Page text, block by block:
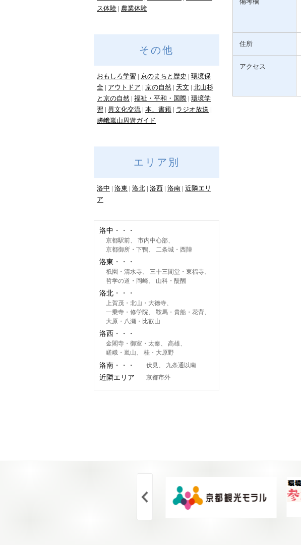
住所
アクセス
ス体験
農業体験
その他
おもしろ学習 京のまちと歴史
環境保
全
アウトドア 京の自然 天文
北山杉
と京の自然 福祉・平和・国際 環境学
習
異文化交流 本、書籍
ラジオ放送
嵯峨嵐山周遊ガイド
エリア別
洛中 洛東 洛北 洛西 洛南 近隣エリ
ア
洛中
京都駅前
市内中心部
京都御所・下鴨
二条城・西陣
洛東
祇園・清水寺
三十三間堂・東福寺
哲学の道・岡崎
山科・醍醐
洛北
上賀茂・北山・大徳寺
一乗寺・修学院
鞍馬・貴船・花背
大原・八瀬・比叡山
洛西
金閣寺・御室・太秦
高雄
嵯峨・嵐山
桂・大原野
洛南 伏見 九条通以南
近隣エリア 京都市外